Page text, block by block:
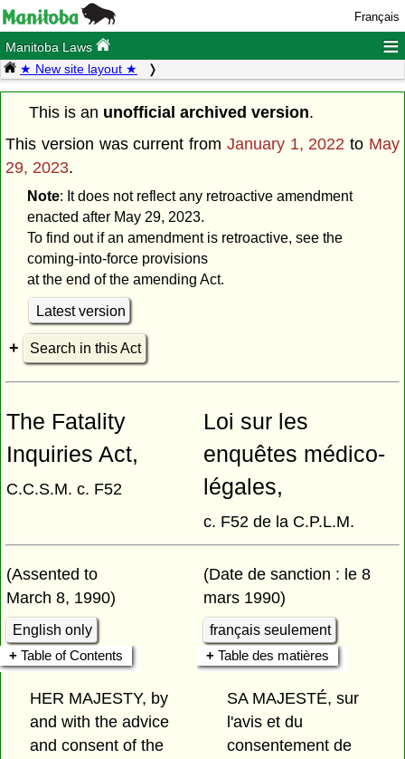
Français
Manitoba Laws ≡
★ New site layout ★
This is an unofficial archived version.
This version was current from January 1, 2022 to May
29, 2023.
Note: It does not reflect any retroactive amendment
enacted after May 29, 2023.
To find out if an amendment is retroactive, see the
coming-into-force provisions
at the end of the amending Act.
Latest version
Search in this Act
The Fatality
Inquiries Act,
C.C.S.M. c. F52
Loi sur les
enquêtes médico-
légales,
c. F52 de la C.P.L.M.
(Assented to
March 8, 1990)
(Date de sanction : le 8
mars 1990)
English only
français seulement
Table of Contents
Table des matières
HER MAJESTY, by
and with the advice
and consent of the
SA MAJESTÉ, sur
l'avis et du
consentement de